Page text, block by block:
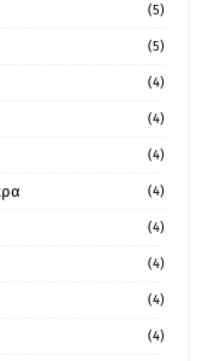
(5)
(5)
(4)
(4)
(4)
(4)
(4)
(4)
(4)
(4)